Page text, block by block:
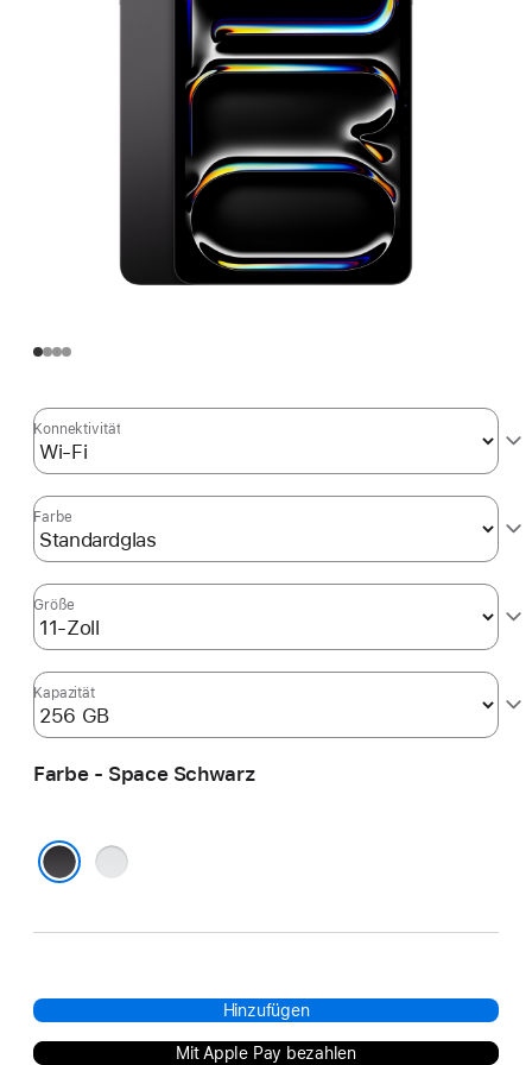
Konnektivität
Farbe
Größe
Kapazität
Farbe - Space Schwarz
Silber
Hinzufügen
Mit Apple Pay bezahlen